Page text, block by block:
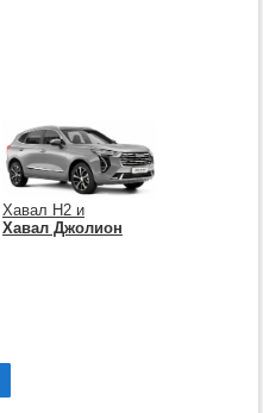
Хавал Н2 и
Хавал Джолион